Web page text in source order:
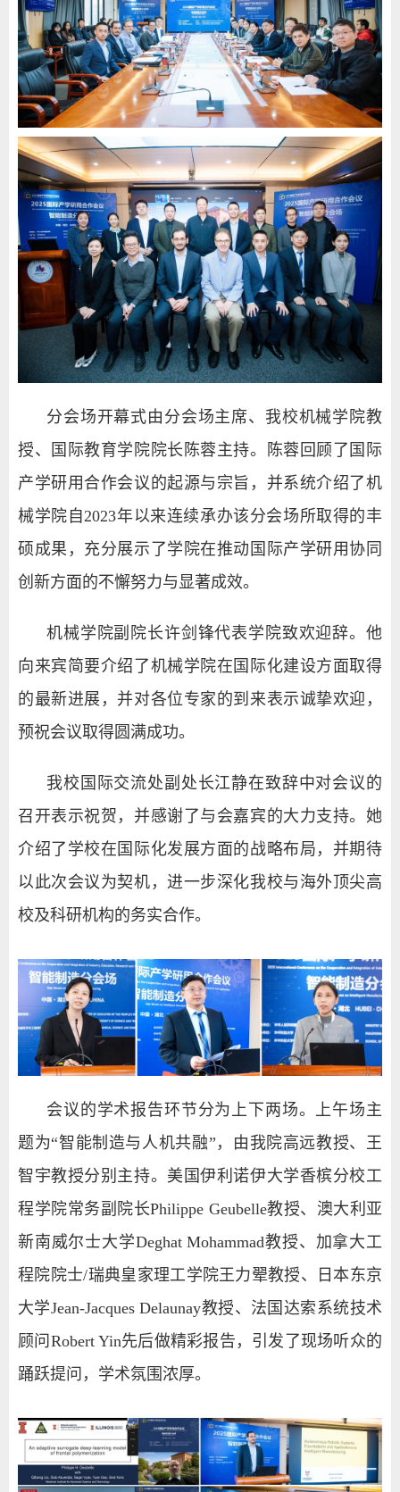
分会场开幕式由分会场主席、我校机械学院教
授、国际教育学院院长陈蓉主持。陈蓉回顾了国际
产学研用合作会议的起源与宗旨，并系统介绍了机
械学院自2023年以来连续承办该分会场所取得的丰
硕成果，充分展示了学院在推动国际产学研用协同
创新方面的不懈努力与显著成效。
机械学院副院长许剑锋代表学院致欢迎辞。他
向来宾简要介绍了机械学院在国际化建设方面取得
的最新进展，并对各位专家的到来表示诚挚欢迎，
预祝会议取得圆满成功。
我校国际交流处副处长江静在致辞中对会议的
召开表示祝贺，并感谢了与会嘉宾的大力支持。她
介绍了学校在国际化发展方面的战略布局，并期待
以此次会议为契机，进一步深化我校与海外顶尖高
校及科研机构的务实合作。
会议的学术报告环节分为上下两场。上午场主
题为“智能制造与人机共融”，
由我院高远教授、王
智宇教授分别主持。 美国伊利诺伊大学香槟分校工
程学院常务副院长Philippe Geubelle教授、澳大利亚
新南威尔士大学Deghat Mohammad教授、加拿大工
程院院士/瑞典皇家理工学院王力翚教授、日本东京
大学Jean-Jacques Delaunay教授、法国达索系统技术
顾问 Robert Yin先后做精彩报告，引发了现场听众的
踊跃提问，学术氛围浓厚。